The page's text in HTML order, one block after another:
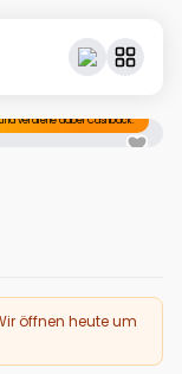
verdiene dabei Cashback.
öffnen heute um